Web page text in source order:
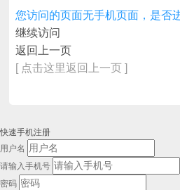
您访问的页面无手机页面，是否
继续访问
返回上一页
[ 点击这里返回上一页 ]
快速手机注册
用户名
请输入手机号
密码